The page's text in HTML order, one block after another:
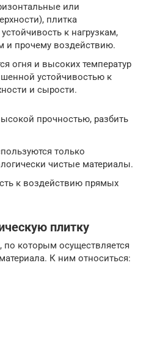
или
плитка
к нагрузкам,
и прочему воздействию.
огня и высоких температур
устойчивостью к
и сырости.
прочностью, разбить
только
чистые материалы.
к воздействию прямых
плитку
по которым осуществляется
К ним относиться: